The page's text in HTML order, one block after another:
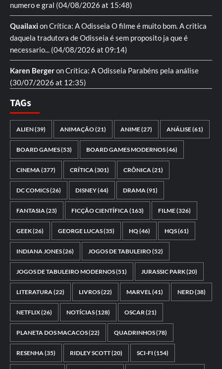
numero e gral (04/08/2026 at 15:48)
QuailaxionCrítica: A Odisseia O filme é muito bom. A critica
daquela tradutora de Odisseia é sem proposito ja que é
necessario... (04/08/2026 at 09:14)
Karen BergeronCrítica: A Odisseia Parabéns pela análise
(30/07/2026 at 12:35)
TAGs
ALIEN(39) ANIMAÇÃO(21) ANIME(27) ANÁLISE(61)
BOARD GAMES(53) BOARD GAMES MODERNOS(46)
CINEMA(377) CRÍTICA(301) CRÔNICA(21)
DC COMICS(26) DISNEY(44) DRAMA(91)
FANTASIA(23) FICÇÃO CIENTÍFICA(163) FILME(326)
GEEK(26) GEORGE LUCAS(35) HQ(46) HQS(61)
INDIANA JONES(26) JOGOS DE TABULEIRO(52)
JOGOS DE TABULEIRO MODERNOS(51) JURASSIC PARK(20)
LITERATURA(22) LIVROS(22) MARVEL(41) NERD(38)
NETFLIX(26) NOTÍCIAS(128) OSCAR(21)
PLANETA DOS MACACOS(22) QUADRINHOS(78)
RESENHA(35) RIDLEY SCOTT(20) SCI-FI (154)